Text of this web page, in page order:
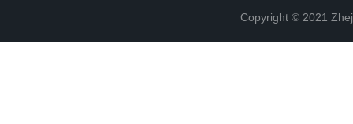
Copyright © 2021